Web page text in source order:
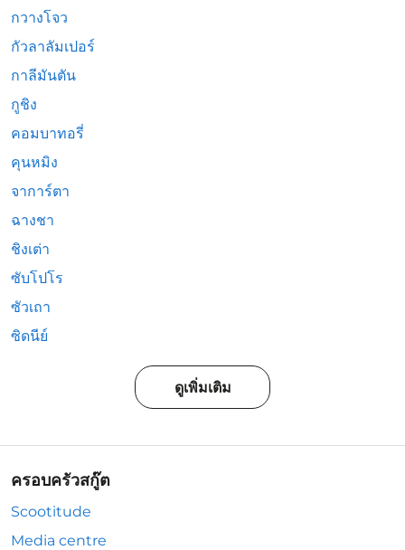
กวางโจว
กัวลาลัมเปอร์
กาลีมันตัน
กูชิง
คอมบาทอรี่
คุนหมิง
จาการ์ตา
ฉางชา
ชิงเต่า
ซับโปโร
ซัวเถา
ซิดนีย์
ดูเพิ่มเติม
ครอบครัวสกู๊ต
Scootitude
Media centre